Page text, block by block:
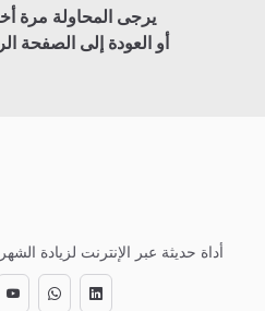
يرجى المحاولة مرة
أو العودة إلى الصفحة
أداة حديثة عبر الإنترنت لزيادة